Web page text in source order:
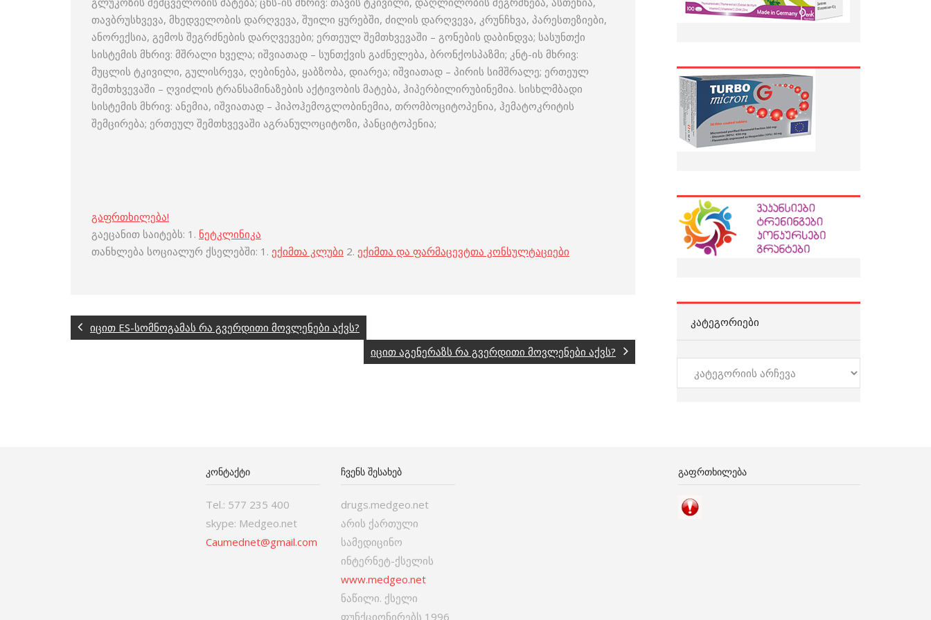
თავბრუსხვევა, მხედველობის დარღვევა, შუილი ყურებში, ძილის დარღვევა, კრუნჩხვა, პარესთეზიები,
ანორექსია, გემოს შეგრძნების დარღვევები; ერთეულ შემთხვევაში – გონების დაბინდვა; სასუნთქი
სისტემის მხრივ: მშრალი ხველა; იშვიათად – სუნთქვის გაძნელება, ბრონქოსპაზმი; კნტ-ის მხრივ:
მუცლის ტკივილი, გულისრევა, ღებინება, ყაბზობა, დიარეა; იშვიათად – პირის სიმშრალე; ერთეულ
შემთხვევაში – ღვიძლის ტრანსამინაზების აქტივობის მატება, ჰიპერბილირუბინემია. სისხლმბადი
სისტემის მხრივ: ანემია, იშვიათად – ჰიპოჰემოგლობინემია, თრომბოციტოპენია, ჰემატოკრიტის
შემცირება; ერთეულ შემთხვევაში აგრანულოციტოზი, პანციტოპენია;
გაფრთხილება!
გაეცანით საიტებს: 1. ნეტკლინიკა
თანხლება სოციალურ ქსელებში: 1. ექიმთა კლუბი 2. ექიმთა და ფარმაცევტთა კონსულტაციები
იცით ES-სომნოგამას რა გვერდითი მოვლენები აქვს?
იცით აგენერაზს რა გვერდითი მოვლენები აქვს?
ᲙᲐᲢᲔᲒᲝᲠᲘᲔᲑᲘ
კატეგორიები
ᲙᲝᲜᲢᲐᲥᲢᲘ
Tel.: 577 235 400
skype: Medgeo.net
Caumednet@gmail.com
ᲩᲕᲔᲜᲡ ᲨᲔᲡᲐᲮᲔᲑ
drugs.medgeo.net
არის ქართული
სამედიცინო
ინტერნეტ-ქსელის
www.medgeo.net
ნაწილი. ქსელი
ფუნქციონირებს 1996
ᲒᲐᲤᲠᲗᲮᲘᲚᲔᲑᲐ